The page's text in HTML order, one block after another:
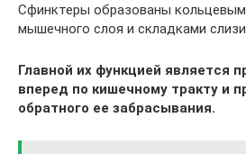
Сфинктеры образованы
мышечного слоя и складками
Главной их функцией является
вперед по кишечному тракту и
обратного ее забрасывания.